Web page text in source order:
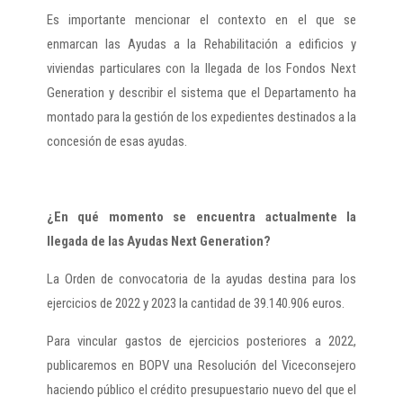
Es importante mencionar el contexto en el que se
enmarcan las Ayudas a la Rehabilitación a edificios y
viviendas particulares con la llegada de los Fondos Next
Generation y describir el sistema que el Departamento ha
montado para la gestión de los expedientes destinados a la
concesión de esas ayudas.
¿En qué momento se encuentra actualmente la
llegada de las Ayudas Next Generation?
La Orden de convocatoria de la ayudas destina para los
ejercicios de 2022 y 2023 la cantidad de 39.140.906 euros.
Para vincular gastos de ejercicios posteriores a 2022,
publicaremos en BOPV una Resolución del Viceconsejero
haciendo público el crédito presupuestario nuevo del que el